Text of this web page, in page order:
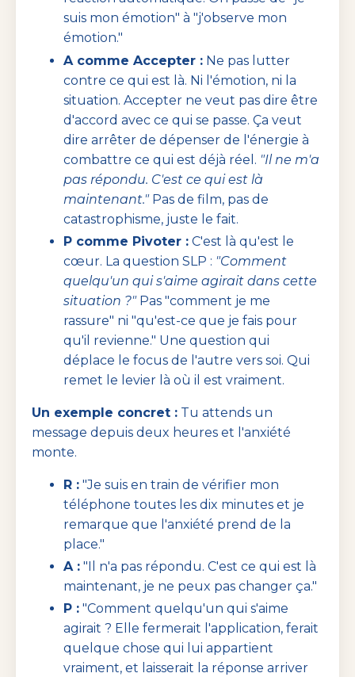
suis mon émotion" à "j'observe mon
émotion."
A comme Accepter : Ne pas lutter
contre ce qui est là. Ni l'émotion, ni la
situation. Accepter ne veut pas dire être
d'accord avec ce qui se passe. Ça veut
dire arrêter de dépenser de l'énergie à
combattre ce qui est déjà réel. "Il ne m'a
pas répondu. C'est ce qui est là
maintenant."Pas de film, pas de
catastrophisme, juste le fait.
P comme Pivoter : C'est là qu'est le
cœur. La question SLP : "Comment
quelqu'un qui s'aime agirait dans cette
situation ?"Pas "comment je me
rassure" ni "qu'est-ce que je fais pour
qu'il revienne." Une question qui
déplace le focus de l'autre vers soi. Qui
remet le levier là où il est vraiment.
Un exemple concret : Tu attends un
message depuis deux heures et l'anxiété
monte.
R : "Je suis en train de vérifier mon
téléphone toutes les dix minutes et je
remarque que l'anxiété prend de la
place."
A : "Il n'a pas répondu. C'est ce qui est là
maintenant, je ne peux pas changer ça."
P : "Comment quelqu'un qui s'aime
agirait ? Elle fermerait l'application, ferait
quelque chose qui lui appartient
vraiment, et laisserait la réponse arriver